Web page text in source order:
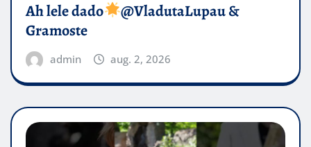
Ah lele dado​
@VladutaLupau &
Gramoste
admin aug. 2, 2026